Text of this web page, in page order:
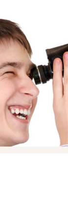
Горького,
відпочинку
ринок — 2
магазини,
Ідеальний
центрі
прямо зараз
власника!